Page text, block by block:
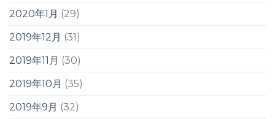
2020年1月 (29)
2019年12月 (31)
2019年11月 (30)
2019年10月 (35)
2019年9月 (32)